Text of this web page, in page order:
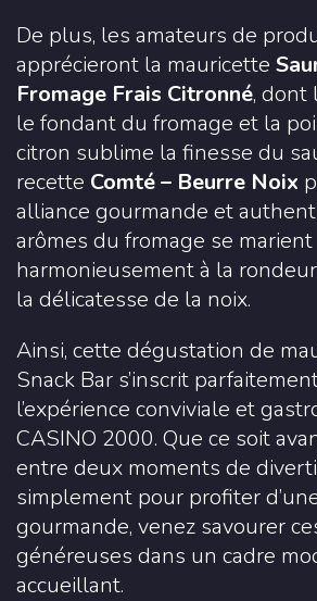
De plus, les amateurs de
apprécieront la mauricette
Fromage Frais Citronné, dont
le fondant du fromage et la
citron sublime la finesse du
recette Comté – Beurre Noix
alliance gourmande et
arômes du fromage se marient
harmonieusement à la
la délicatesse de la noix.
Ainsi, cette dégustation de
Snack Bar s’inscrit
l’expérience conviviale et
CASINO 2000. Que ce soit
entre deux moments de
simplement pour profiter
gourmande, venez savourer
généreuses dans un cadre
accueillant.